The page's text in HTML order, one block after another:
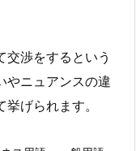
交渉をするという
やニュアンスの違
げられます。